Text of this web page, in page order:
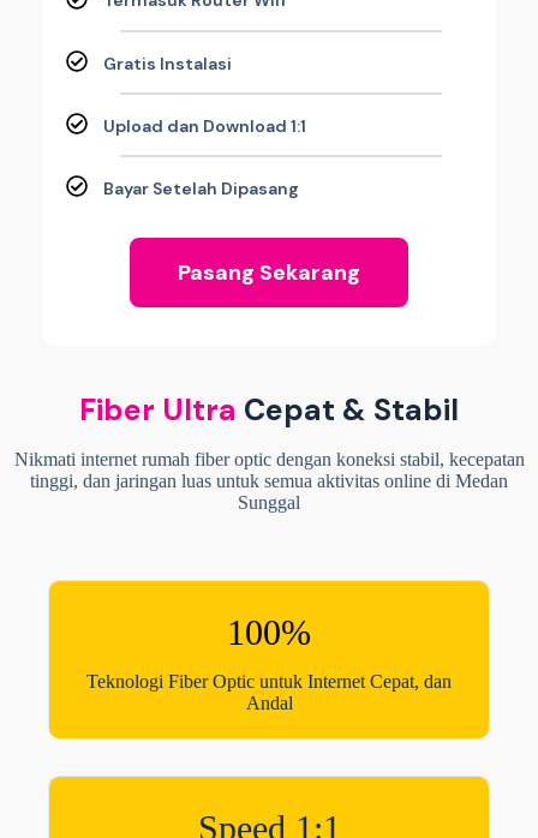
Gratis Instalasi
Upload dan Download 1:1
Bayar Setelah Dipasang
Pasang Sekarang
Fiber Ultra Cepat & Stabil
Nikmati internet rumah fiber optic dengan koneksi stabil, kecepatan
tinggi, dan jaringan luas untuk semua aktivitas online di Medan
Sunggal
100%
Teknologi Fiber Optic untuk Internet Cepat, dan
Andal
Speed 1:1